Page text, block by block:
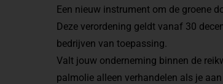
Een nieuw instrument om de groene
Deze verordening geldt vanaf 30
bedrijven van toepassing.
Valt jouw onderneming binnen de
palmolie alleen verhandelen als je